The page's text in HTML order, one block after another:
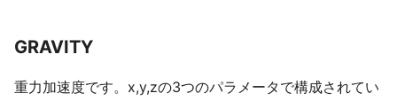
GRAVITY
重力加速度です。x,y,zの3つのパラメータで構成されてい